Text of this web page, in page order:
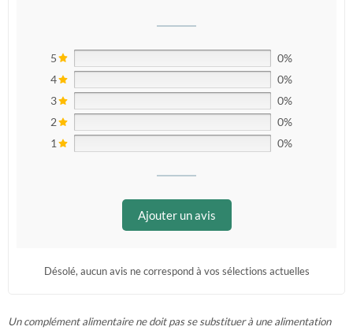
5
0%
4
0%
3
0%
2
0%
1
0%
Ajouter un avis
Désolé, aucun avis ne correspond à vos sélections actuelles
Un complément alimentaire ne doit pas se substituer à une alimentation